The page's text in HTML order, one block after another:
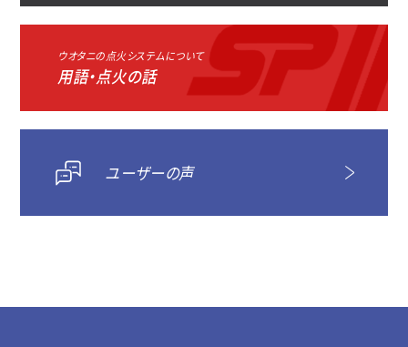
ウオタニの点火システムについて
用語・点火の話
ユーザーの声